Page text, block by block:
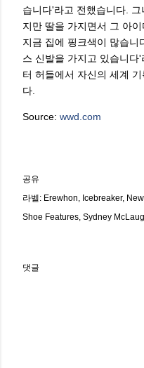
습니다'라고 전했습니다.
지만 딸을 가지면서 그 아
지금 집에 핑크색이 많습
스 신발을 가지고 있습니다
터 허들에서 자신의 세계
다.
Source: wwd.com
공유
라벨: Erewhon Icebreaker
Shoe Features Sydney
댓글